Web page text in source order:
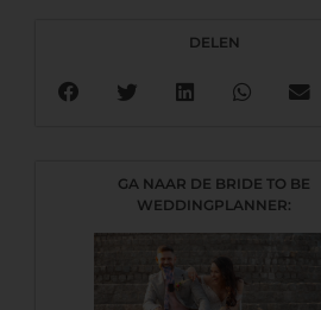
DELEN
GA NAAR DE BRIDE TO BE
WEDDINGPLANNER: